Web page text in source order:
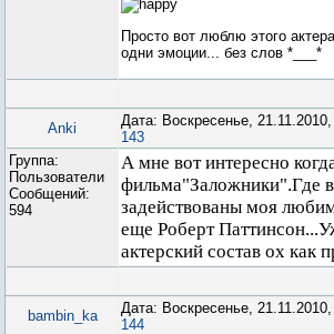
Просто вот люблю этого
одни эмоции... без слов *___*
Anki
Дата: Воскресенье,
143
Группа:
Пользователи
Сообщений:
594
А мне вот интересно
фильма"Заложники".Где
задействованы моя
еще Роберт
актерский состав ох как
bambin_ka
Дата: Воскресенье,
144